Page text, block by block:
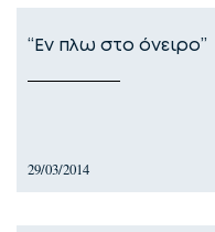
“Εν πλω στο όνειρο”
29/03/2014